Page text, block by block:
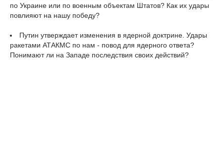
по Украине или по военным объектам Штатов? Как их удары
повлияют на нашу победу?
Путин утверждает изменения в ядерной доктрине. Удары
ракетами АТАКМС по нам - повод для ядерного ответа?
Понимают ли на Западе последствия своих действий?